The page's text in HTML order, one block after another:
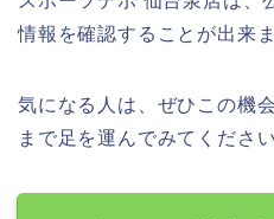
情報を確認することが出来ま
気になる人は、ぜひこの機
まで足を運んでみてください